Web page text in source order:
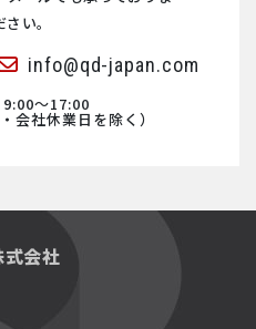
い。
info@qd-japan.com
〜17:00
会社休業日を除く）
会社